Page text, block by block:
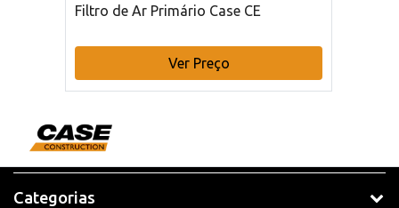
Filtro de Ar Primário Case CE
Ver Preço
Categorias